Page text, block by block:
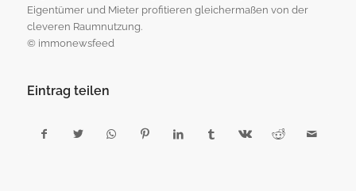
Eigentümer und Mieter profitieren gleichermaßen von der
cleveren Raumnutzung.
© immonewsfeed
Eintrag teilen